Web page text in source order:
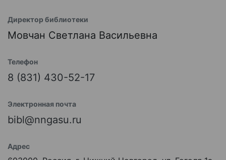
Директор библиотеки
Мовчан Светлана Васильевна
Телефон
8 (831) 430-52-17
Электронная почта
bibl@nngasu.ru
Адрес